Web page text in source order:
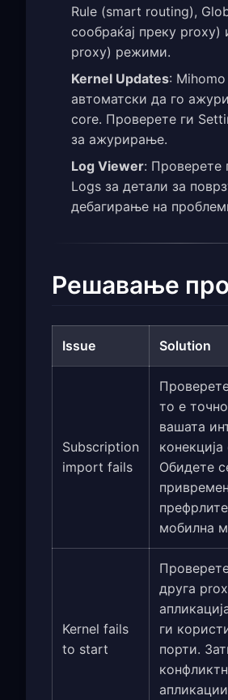
Rule (smart routing),
сообраќај преку proxy)
proxy) режими.
Kernel Updates:
автоматски да го
core. Проверете ги
за ажурирање.
Log Viewer: Проверете
Logs за детали за
дебагирање на
Решавање
Issue Solution
Subscription
import fails
то е
вашата
Обидете
мобилна
Kernel fails
to start
друга
ги
порти.